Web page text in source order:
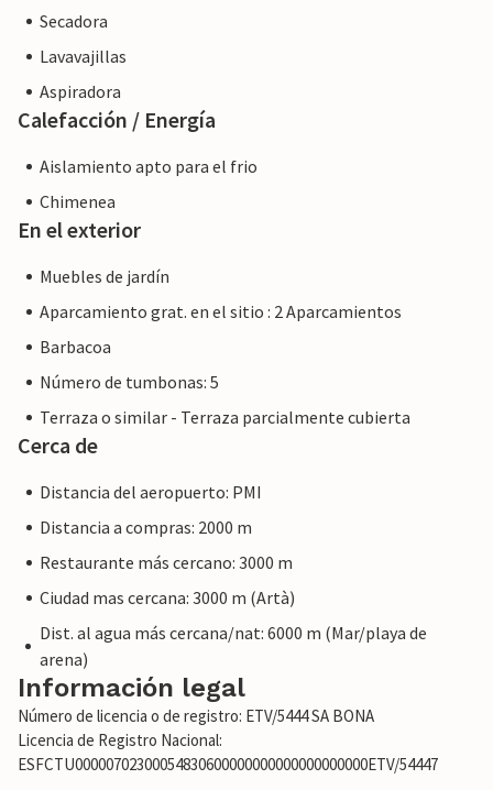
Secadora
Lavavajillas
Aspiradora
Calefacción / Energía
Aislamiento apto para el frio
Chimenea
En el exterior
Muebles de jardín
Aparcamiento grat. en el sitio : 2 Aparcamientos
Barbacoa
Número de tumbonas: 5
Terraza o similar - Terraza parcialmente cubierta
Cerca de
Distancia del aeropuerto: PMI
Distancia a compras: 2000 m
Restaurante más cercano: 3000 m
Ciudad mas cercana: 3000 m (Artà)
Dist. al agua más cercana/nat: 6000 m (Mar/playa de
arena)
Información legal
Número de licencia o de registro: ETV/5444 SA BONA
Licencia de Registro Nacional:
ESFCTU00000702300054830600000000000000000000ETV/54447